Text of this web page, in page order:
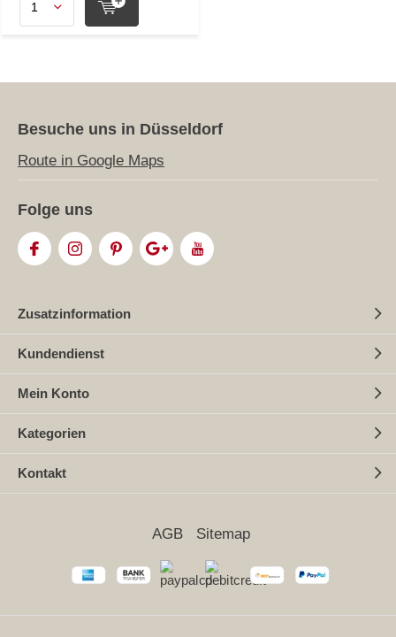
Besuche uns in Düsseldorf
Route in Google Maps
Folge uns
Zusatzinformation
Kundendienst
Mein Konto
Kategorien
Kontakt
AGB Sitemap